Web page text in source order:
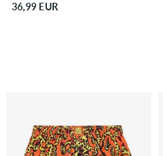
36,99 EUR